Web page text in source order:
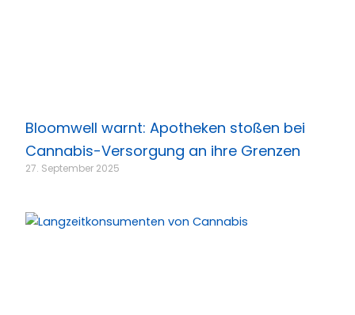
Bloomwell warnt: Apotheken stoßen bei
Cannabis-Versorgung an ihre Grenzen
27. September 2025